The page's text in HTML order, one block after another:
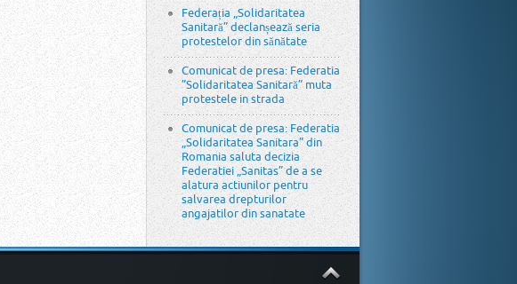
Federația „Solidaritatea
Sanitară” declanșează seria
protestelor din sănătate
Comunicat de presa: Federatia
”Solidaritatea Sanitară” muta
protestele in strada
Comunicat de presa: Federatia
„Solidaritatea Sanitara” din
Romania saluta decizia
Federatiei „Sanitas” de a se
alatura actiunilor pentru
salvarea drepturilor
angajatilor din sanatate